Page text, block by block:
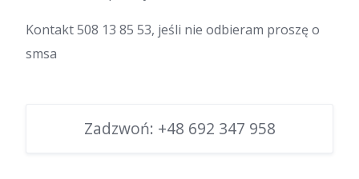
Kontakt 508 13 85 53, jeśli nie odbieram proszę o
smsa
Zadzwoń: +48 692 347 958